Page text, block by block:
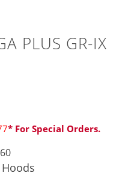
PLUS GR-IX
* For Special Orders.
Hoods